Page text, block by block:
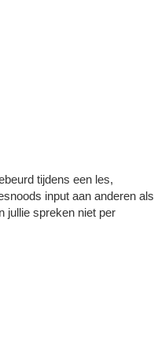
tijdens een les,
input aan anderen als
jullie spreken niet per